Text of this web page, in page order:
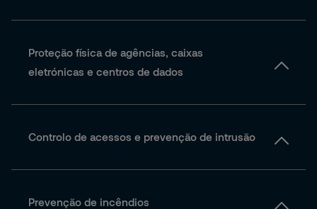
Proteção física de agências, caixas
eletrónicas e centros de dados
Controlo de acessos e prevenção de intrusão
Prevenção de incêndios